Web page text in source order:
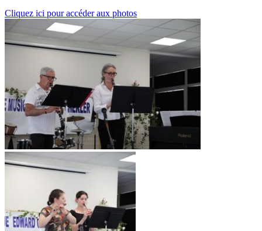
Cliquez ici pour accéder aux photos